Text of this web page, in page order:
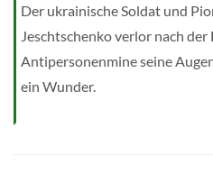
Der ukrainische Soldat und
Jeschtschenko verlor nach
Antipersonenmine seine
ein Wunder.